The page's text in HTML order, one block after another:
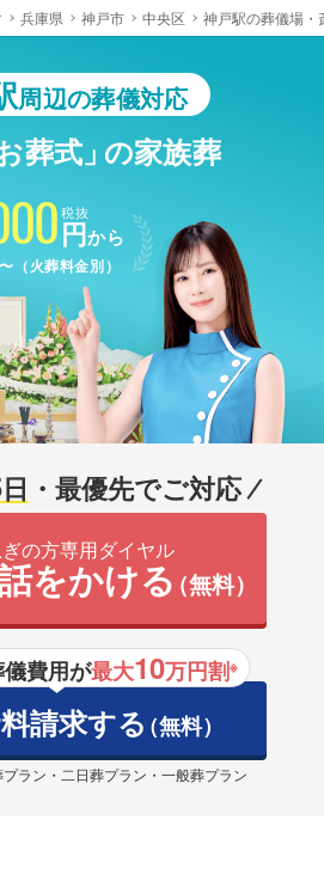
兵庫県 神戸市 中央区 神戸駅の葬儀場・
周辺の葬儀対応
葬式」の家族葬
税抜
円から
（火葬料金別）
日 ・最優先でご対応
の方専用ダイヤル
をかける（無料）
費用が最大10万円割※
請求する（無料）
ラン・二日葬プラン・一般葬プラン